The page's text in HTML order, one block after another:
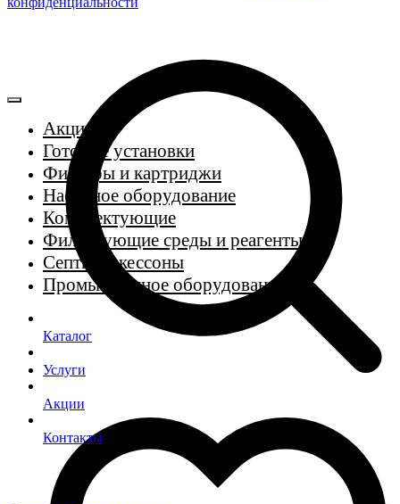
Акции
Готовые установки
Фильтры и картриджи
Насосное оборудование
Комплектующие
Фильтрующие среды и реагенты
Септики, кессоны
Промышленное оборудование
Каталог
Услуги
Акции
Контакты